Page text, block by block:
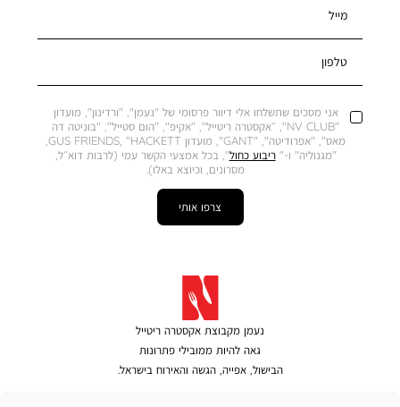
מייל
טלפון
אני מסכים שתשלחו אלי דיוור פרסומי של "נעמן", "ורדינון", מועדון
"NV CLUB", ״אקסטרה ריטייל", "אקיפ", "הום סטייל", "בוניטה דה
מאס", "אפרודיטה", "GANT", מועדון GUS FRIENDS, "HACKETT,
"מגנוליה" ו-" ריבוע כחול", בכל אמצעי הקשר עמי (לרבות דוא״ל,
מסרונים, וכיוצא באלו).
צרפו אותי
נעמן מקבוצת אקסטרה ריטייל
גאה להיות ממובילי פתרונות
הבישול, אפייה, הגשה והאירוח בישראל.